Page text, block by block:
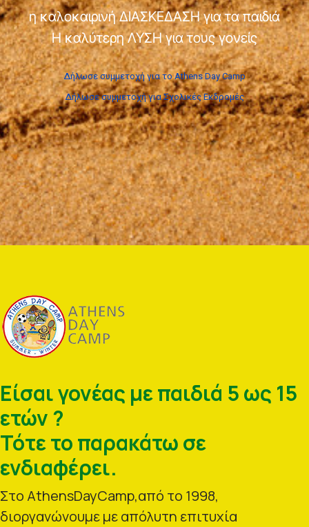
η καλοκαιρινή ΔΙΑΣΚΕΔΑΣΗ για τα παιδιά
Η καλύτερη ΛΥΣΗ για τους γονείς
Δήλωσε συμμετοχή για το Athens Day Camp
Δήλωσε συμμετοχή για Σχολικές Εκδρομές
Είσαι γονέας με παιδιά 5 ως 15
ετών ?
Τότε το παρακάτω σε
ενδιαφέρει.
Στο AthensDayCamp,από το 1998,
διοργανώνουμε με απόλυτη επιτυχία